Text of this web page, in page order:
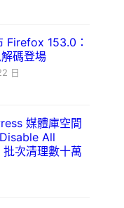
Firefox 153.0：
碼登場
日
媒體庫空間
All
次清理數十萬